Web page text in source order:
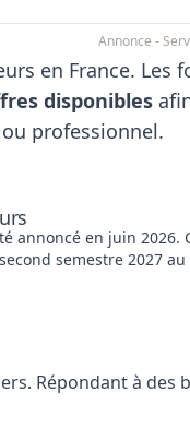
Annonce -
en France. Les
disponibles
professionnel.
annoncé en juin
semestre 2027
Répondant à des